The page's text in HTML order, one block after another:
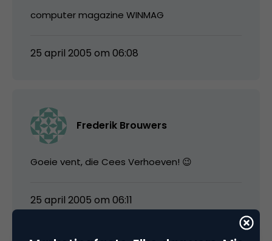
computer magazine WINMAG
25 april 2005 om 06:08
Frederik Brouwers
Goeie vent, die Cees Verhoeven! 😉
25 april 2005 om 06:11